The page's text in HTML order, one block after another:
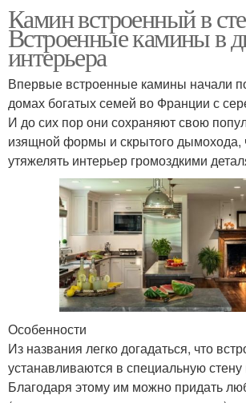
Камин встроенный в
Встроенные камины в
интерьера
Впервые встроенные камины начали
домах богатых семей во Франции с
И до сих пор они сохраняют свою
изящной формы и скрытого дымохода,
утяжелять интерьер громоздкими
Особенности
Из названия легко догадаться, что
устанавливаются в специальную
Благодаря этому им можно придать